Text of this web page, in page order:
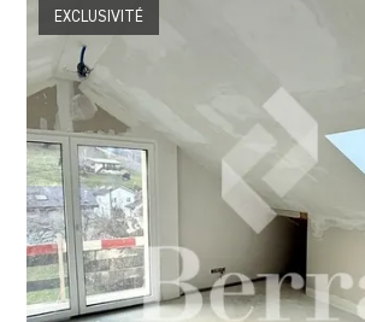
EXCLUSIVITÉ